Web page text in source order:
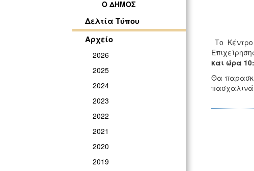
Ο ΔΗΜΟΣ
Δελτία Τύπου
Αρχείο
2026
2025
2024
2023
2022
2021
2020
2019
Το
και ώρα
Θα
πασχαλινά